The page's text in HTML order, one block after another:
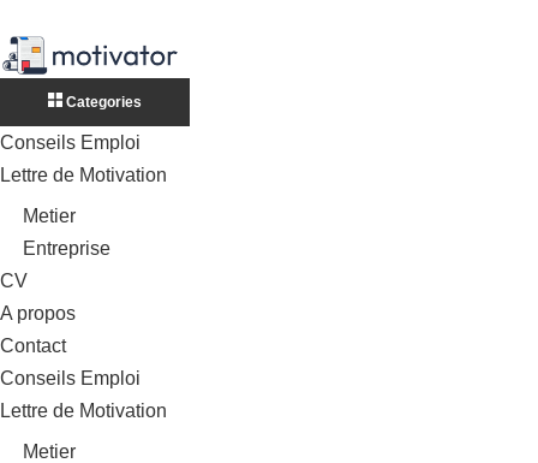
Categories
Conseils Emploi
Lettre de Motivation
Metier
Entreprise
CV
A propos
Contact
Conseils Emploi
Lettre de Motivation
Metier